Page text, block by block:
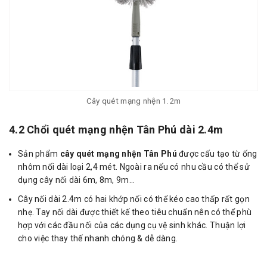
Cây quét mạng nhện 1.2m
4.2 Chổi quét mạng nhện Tân Phú dài 2.4m
Sản phẩm cây quét mạng nhện Tân Phú được cấu tạo từ ống
nhôm nối dài loại 2,4 mét. Ngoài ra nếu có nhu cầu có thể sử
dụng cây nối dài 6m, 8m, 9m…
Cây nối dài 2.4m có hai khớp nối có thể kéo cao thấp rất gọn
nhẹ. Tay nối dài được thiết kế theo tiêu chuẩn nên có thể phù
hợp với các đầu nối của các dụng cụ vệ sinh khác. Thuận lợi
cho việc thay thế nhanh chóng & dễ dàng.